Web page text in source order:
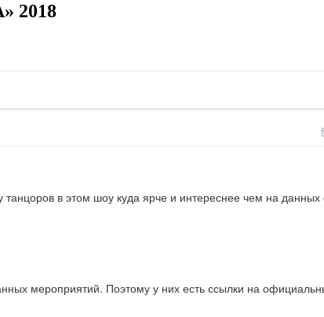
2018
в этом шоу куда ярче и интереснее чем на
мероприятий. Поэтому у них есть ссылки на